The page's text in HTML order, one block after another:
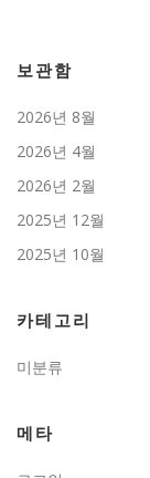
보관함
2026년 8월
2026년 4월
2026년 2월
2025년 12월
2025년 10월
카테고리
미분류
메타